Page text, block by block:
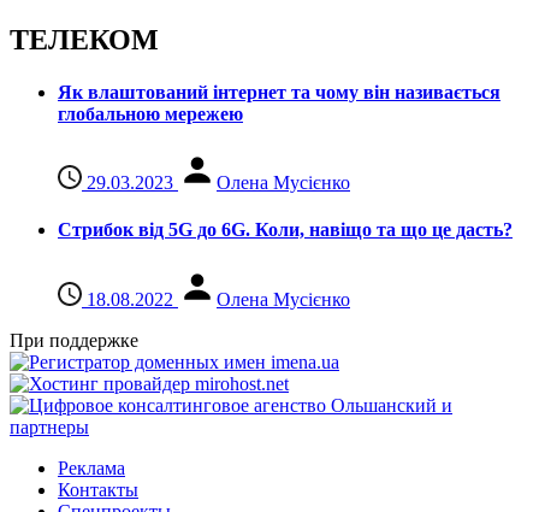
ТЕЛЕКОМ
Як влаштований інтернет та чому він називається
глобальною мережею
29.03.2023 Олена Мусієнко
Стрибок від 5G до 6G. Коли, навіщо та що це даcть?
18.08.2022
Олена Мусієнко
При поддержке
Реклама
Контакты